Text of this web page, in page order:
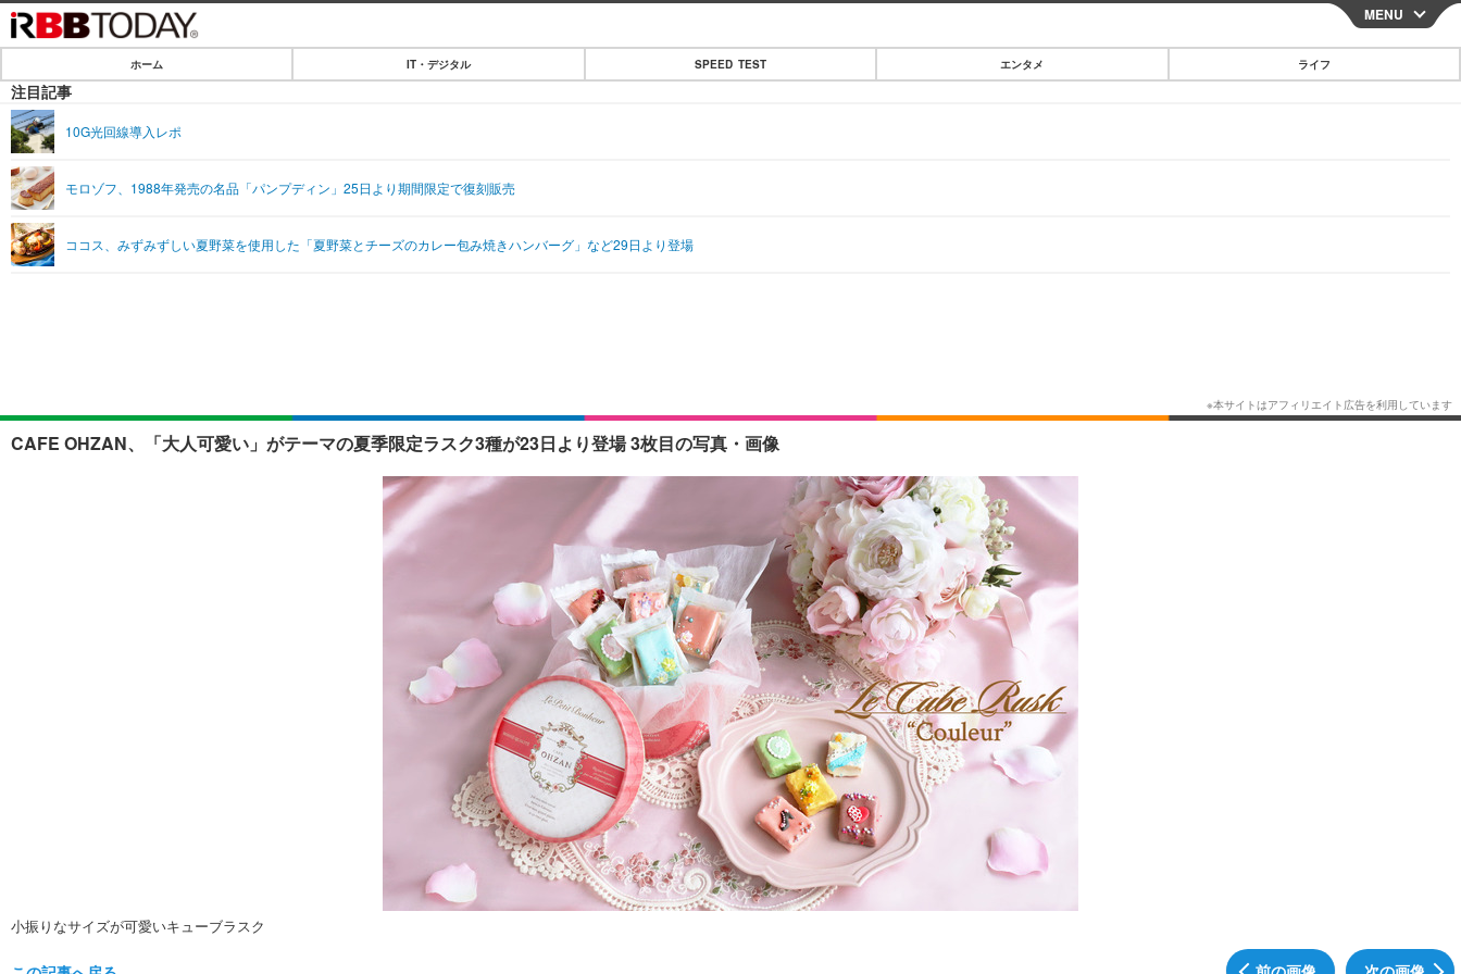
CLOSE
IT・デジタル
ショッピング
SPEED TEST
エンタメ
エンタメTOP
ショッピング その他
ライフ
MENU
ホーム IT・デジタル SPEED TEST エンタメ ライフ
注目記事
10G光回線導入レポ
モロゾフ、1988年発売の名品「パンプディン」25日より期間限定で復刻販売
ココス、みずみずしい夏野菜を使用した「夏野菜とチーズのカレー包み焼きハンバーグ」など29日より登場
CAFE OHZAN、「大人可愛い」がテーマの夏季限定ラスク3種が23日より登場 3枚目の写真・画像
小振りなサイズが可愛いキューブラスク
前の画像 次の画像